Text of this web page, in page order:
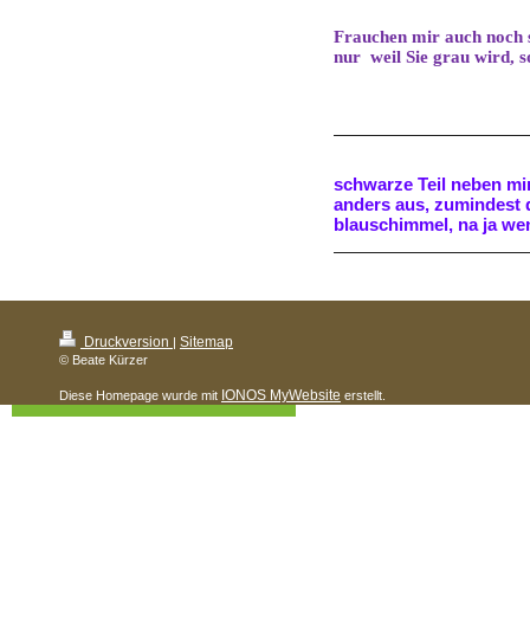
Frauchen mir auch noch
nur weil Sie grau wird,
schwarze Teil neben
anders aus, zumindest
blauschimmel, na ja
Druckversion Sitemap
© Beate Kürzer
Diese Homepage wurde mit IONOS MyWebsite erstellt.